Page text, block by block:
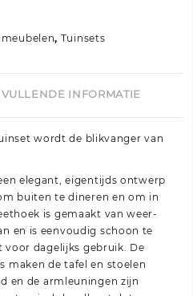
, Tuinsets
INFORMATIE
wordt de blikvanger van
elegant, eigentijds ontwerp
buiten te dineren en om in
is gemaakt van weer-
en is eenvoudig schoon te
voor dagelijks gebruik. De
maken de tafel en stoelen
en de armleuningen zijn